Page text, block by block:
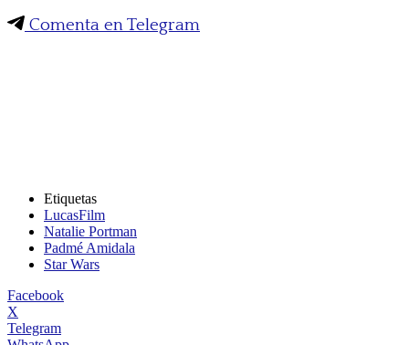
Comenta en Telegram
Etiquetas
LucasFilm
Natalie Portman
Padmé Amidala
Star Wars
Facebook
X
Telegram